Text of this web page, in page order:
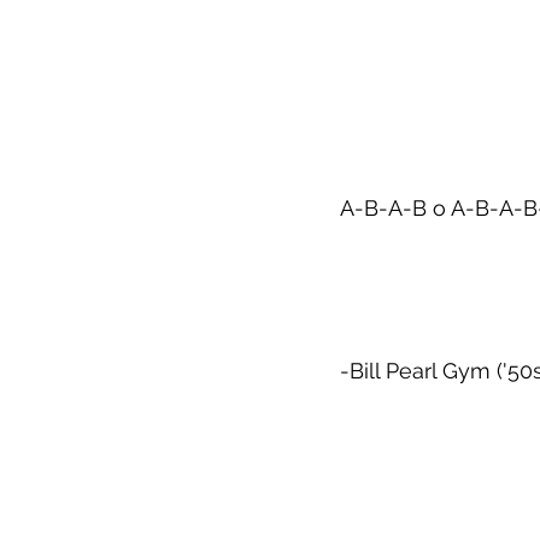
A-B-A-B o A-B-A-
-Bill Pearl Gym